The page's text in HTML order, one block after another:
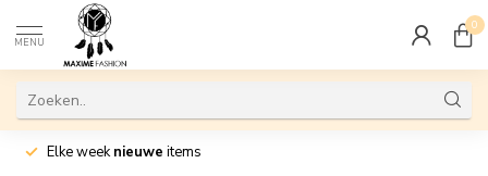
MENU
0
Elke weeknieuwe items